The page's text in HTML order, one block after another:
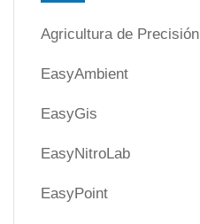
Agricultura de Precisión
EasyAmbient
EasyGis
EasyNitroLab
EasyPoint